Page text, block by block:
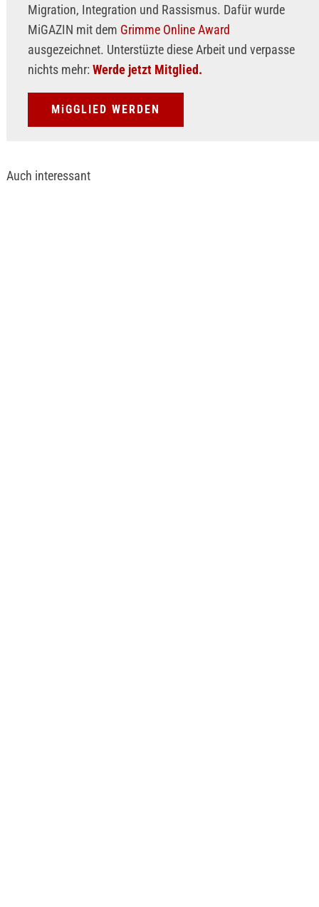
Migration, Integration und Rassismus. Dafür wurde
MiGAZIN mit dem Grimme Online Award
ausgezeichnet. Unterstüzte diese Arbeit und verpasse
nichts mehr: Werde jetzt Mitglied.
MiGGLIED WERDEN
Auch interessant